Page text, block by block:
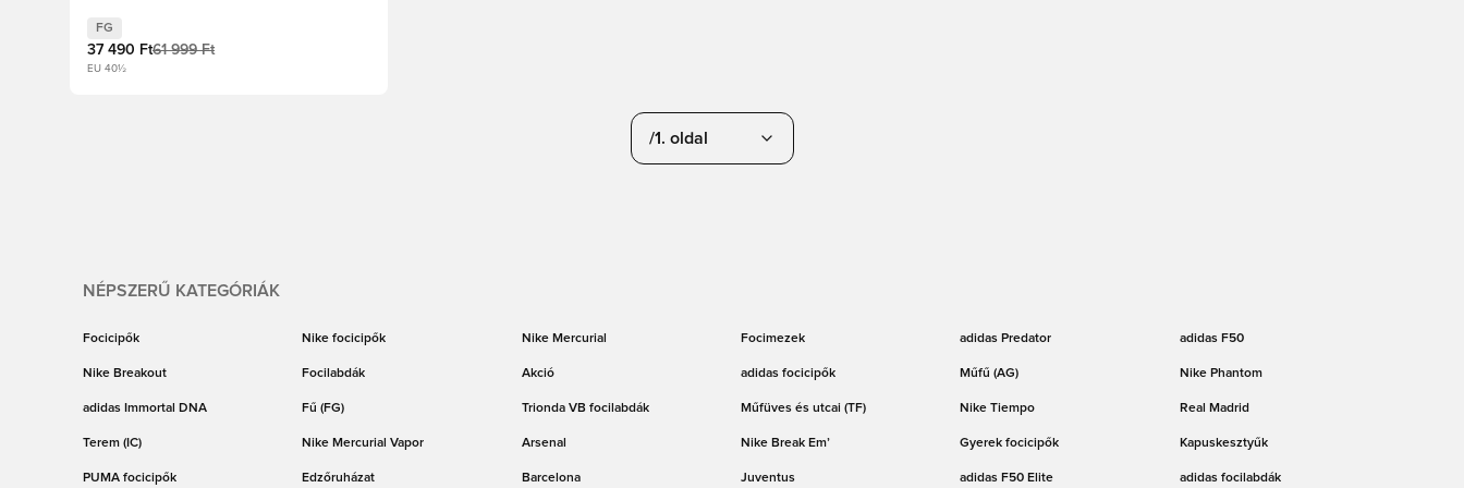
FG
37 490 Ft61 999 Ft
EU 40½
/1. oldal
NÉPSZERŰ KATEGÓRIÁK
Focicipők Nike focicipők Nike Mercurial Focimezek adidas Predator adidas F50
Nike Breakout Focilabdák Akció adidas focicipők Műfű (AG) Nike Phantom
adidas Immortal DNA Fű (FG) Trionda VB focilabdák Műfüves és utcai (TF) Nike Tiempo Real Madrid
Terem (IC) Nike Mercurial Vapor Arsenal Nike Break Em’ Gyerek focicipők Kapuskesztyűk
PUMA focicipők Edzőruházat Barcelona Juventus adidas F50 Elite adidas focilabdák